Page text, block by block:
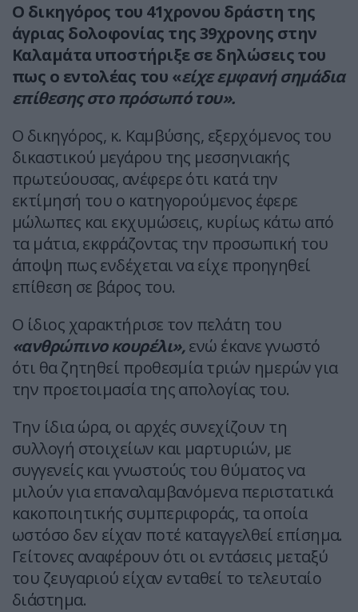
Ο δικηγόρος του 41χρονου δράστη της
άγριας δολοφονίας της 39χρονης στην
Καλαμάτα υποστήριξε σε δηλώσεις του
πως ο εντολέας του «είχε εμφανή σημάδια
επίθεσης στο πρόσωπό του».
Ο δικηγόρος, κ. Καμβύσης, εξερχόμενος του
δικαστικού μεγάρου της μεσσηνιακής
πρωτεύουσας, ανέφερε ότι κατά την
εκτίμησή του ο κατηγορούμενος έφερε
μώλωπες και εκχυμώσεις, κυρίως κάτω από
τα μάτια, εκφράζοντας την προσωπική του
άποψη πως ενδέχεται να είχε προηγηθεί
επίθεση σε βάρος του.
Ο ίδιος χαρακτήρισε τον πελάτη του
«ανθρώπινο κουρέλι»,ενώ έκανε γνωστό
ότι θα ζητηθεί προθεσμία τριών ημερών για
την προετοιμασία της απολογίας του.
Την ίδια ώρα, οι αρχές συνεχίζουν τη
συλλογή στοιχείων και μαρτυριών, με
συγγενείς και γνωστούς του θύματος να
μιλούν για επαναλαμβανόμενα περιστατικά
κακοποιητικής συμπεριφοράς, τα οποία
ωστόσο δεν είχαν ποτέ καταγγελθεί επίσημα.
Γείτονες αναφέρουν ότι οι εντάσεις μεταξύ
του ζευγαριού είχαν ενταθεί το τελευταίο
διάστημα.